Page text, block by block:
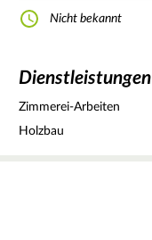
Nicht bekannt
Dienstleistungen
Zimmerei-Arbeiten
Holzbau